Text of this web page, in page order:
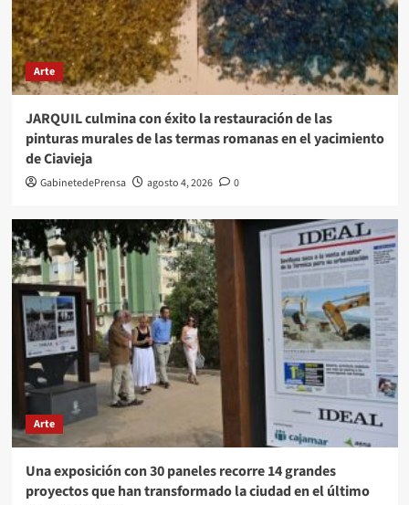
Arte
JARQUIL culmina con éxito la restauración de las
pinturas murales de las termas romanas en el yacimiento
de Ciavieja
GabinetedePrensa agosto 4, 2026 0
Arte
Una exposición con 30 paneles recorre 14 grandes
proyectos que han transformado la ciudad en el último